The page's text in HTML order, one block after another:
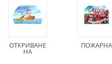
ОТКРИВАНЕ
НА
ПОЖАРНА